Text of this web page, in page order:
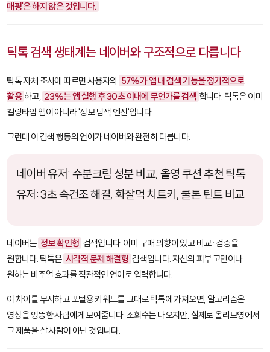
매핑'은 하지 않은 것입니다.
틱톡 검색 생태계는 네이버와 구조적으로 다릅니다
틱톡 자체 조사에 따르면 사용자의 57%가 앱 내 검색 기능을 정기적으로
활용 하고, 23%는 앱 실행 후 30초 이내에 무언가를 검색 합니다. 틱톡은 이미
킬링타임 앱이 아니라 '정보 탐색 엔진'입니다.
그런데 이 검색 행동의 언어가 네이버와 완전히 다릅니다.
네이버 유저: 수분크림 성분 비교, 올영 쿠션 추천 틱톡
유저:3초 속건조 해결, 화잘먹 치트키 ,쿨톤 틴트 비교
네이버는 정보 확인형 검색입니다. 이미 구매 의향이 있고 비교·검증을
원합니다. 틱톡은 시각적 문제 해결형 검색입니다. 자신의 피부 고민이나
원하는 비주얼 효과를 직관적인 언어로 입력합니다.
이 차이를 무시하고 포털용 키워드를 그대로 틱톡에 가져오면, 알고리즘은
영상을 엉뚱한 사람에게 보여줍니다. 조회수는 나오지만, 실제로 올리브영에서
그 제품을 살 사람이 아닌 것입니다.